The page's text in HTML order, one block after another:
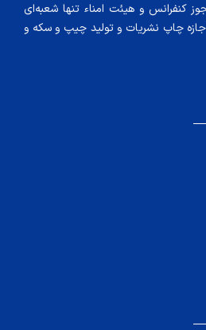
کنفرانس و هیئت امناء تنها شعبه‌ای
چاپ نشریات و تولید چیپ و سکه و